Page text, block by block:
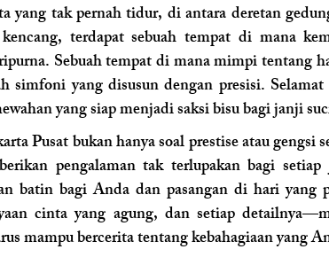
yang tak pernah tidur, di antara deretan
terdapat sebuah tempat di mana
Sebuah tempat di mana mimpi tentang
simfoni yang disusun dengan presisi.
yang siap menjadi saksi bisu bagi janji
Pusat bukan hanya soal prestise atau gengsi
pengalaman tak terlupakan bagi
batin bagi Anda dan pasangan di hari yang
cinta yang agung, dan setiap
mampu bercerita tentang kebahagiaan yang